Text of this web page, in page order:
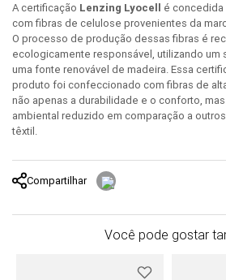
A certificação Lenzing Lyocell é
com fibras de celulose provenientes da
O processo de produção dessas fibras é
ecologicamente responsável, utilizando um
uma fonte renovável de madeira. Essa
produto foi confeccionado com fibras de
não apenas a durabilidade e o conforto,
ambiental reduzido em comparação a
têxtil.
Compartilhar
Você pode gostar